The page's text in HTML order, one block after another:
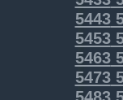
5443
5453
5463
5473